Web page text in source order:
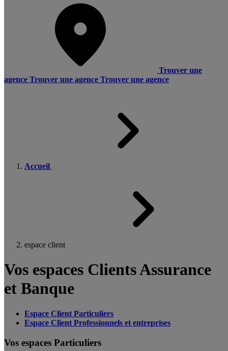
Trouver une
agence Trouver une agence Trouver une agence
Accueil
espace client
Vos espaces Clients Assurance
et Banque
Espace Client Particuliers
Espace Client Professionnels et entreprises
Vos espaces Particuliers